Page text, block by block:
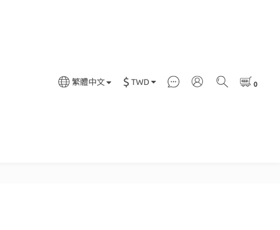
繁體中文 $ TWD